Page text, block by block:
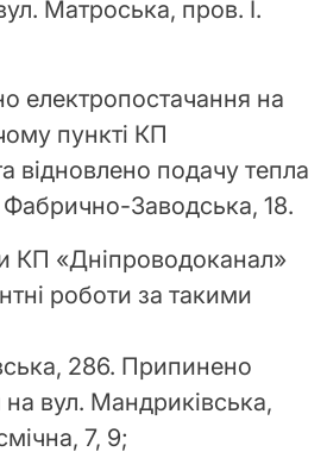
Матроська, пров. І.
електропостачання на
пункті КП
відновлено подачу тепла
Заводська, 18.
КП «Дніпроводоканал»
роботи за такими
286. Припинено
вул. Мандриківська,
7, 9;